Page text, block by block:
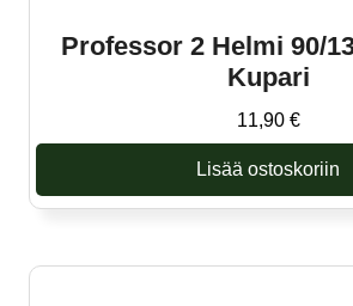
Professor 2 Helmi 90/
Kupari
11,90 €
Lisää ostoskoriin